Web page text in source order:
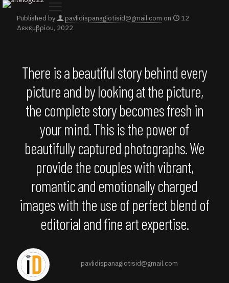
Published by pavlidispanagiotisid@gmail.com on
12
Δεκεμβρίου, 2022
There is a beautiful story behind every
picture and by looking at the picture,
the complete story becomes fresh in
your mind. This is the power of
beautifully captured photographs. We
provide the couples with vibrant,
romantic and emotionally charged
images with the use of perfect blend of
editorial and fine art expertise.
pavlidispanagiotisid@gmail.com